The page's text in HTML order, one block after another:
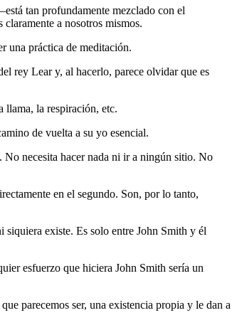
tan profundamente mezclado con el
a nosotros mismos.
una práctica de meditación.
rey Lear y, al hacerlo, parece olvidar que es
la respiración, etc.
de vuelta a su yo esencial.
necesita hacer nada ni ir a ningún sitio. No
en el segundo. Son, por lo tanto,
existe. Es solo entre John Smith y él
esfuerzo que hiciera John Smith sería un
parecemos ser, una existencia propia y le dan a